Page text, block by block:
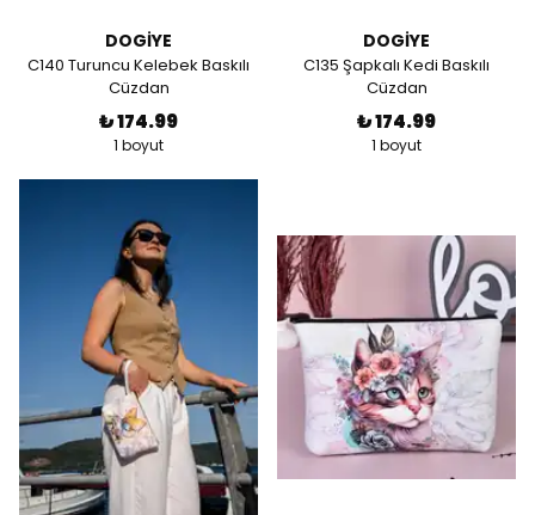
DOGİYE
C140 Turuncu Kelebek Baskılı
Cüzdan
₺ 174.99
1 boyut
DOGİYE
C135 Şapkalı Kedi Baskılı
Cüzdan
₺ 174.99
1 boyut